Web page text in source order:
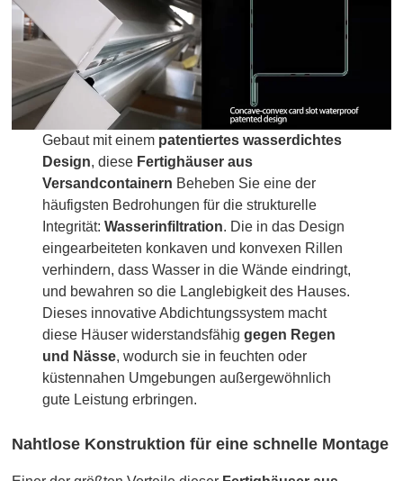
Gebaut mit einem patentiertes wasserdichtes
Design, diese Fertighäuser aus
Versandcontainern Beheben Sie eine der
häufigsten Bedrohungen für die strukturelle
Integrität:Wasserinfiltration. Die in das Design
eingearbeiteten konkaven und konvexen Rillen
verhindern, dass Wasser in die Wände eindringt,
und bewahren so die Langlebigkeit des Hauses.
Dieses innovative Abdichtungssystem macht
diese Häuser widerstandsfähiggegen Regen
und Nässe, wodurch sie in feuchten oder
küstennahen Umgebungen außergewöhnlich
gute Leistung erbringen.
Nahtlose Konstruktion für eine schnelle Montage